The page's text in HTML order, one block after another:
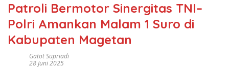
Patroli Bermotor Sinergitas TNI–
Polri Amankan Malam 1 Suro di
Kabupaten Magetan
Gatot Supriadi
28 Juni 2025